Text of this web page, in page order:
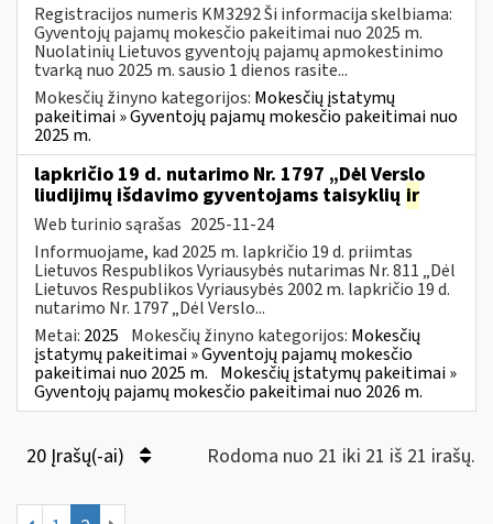
Registracijos numeris KM3292 Ši informacija skelbiama:
Gyventojų pajamų mokesčio pakeitimai nuo 2025 m.
Nuolatinių Lietuvos gyventojų pajamų apmokestinimo
tvarką nuo 2025 m. sausio 1 dienos rasite...
Mokesčių žinyno kategorijos: Mokesčių įstatymų
pakeitimai » Gyventojų pajamų mokesčio pakeitimai nuo
2025 m.
lapkričio 19 d. nutarimo Nr. 1797 „Dėl Verslo
liudijimų išdavimo gyventojams taisyklių ir
Web turinio sąrašas 2025-11-24
Informuojame, kad 2025 m. lapkričio 19 d. priimtas
Lietuvos Respublikos Vyriausybės nutarimas Nr. 811 „Dėl
Lietuvos Respublikos Vyriausybės 2002 m. lapkričio 19 d.
nutarimo Nr. 1797 „Dėl Verslo...
Metai: 2025 Mokesčių žinyno kategorijos: Mokesčių
įstatymų pakeitimai » Gyventojų pajamų mokesčio
pakeitimai nuo 2025 m. Mokesčių įstatymų pakeitimai »
Gyventojų pajamų mokesčio pakeitimai nuo 2026 m.
20 Įrašų(-ai) Rodoma nuo 21 iki 21 iš 21 irašų.